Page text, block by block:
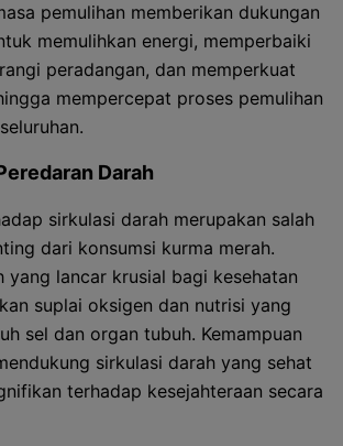
pemulihan memberikan dukungan
memulihkan energi, memperbaiki
peradangan, dan memperkuat
mempercepat proses pemulihan
Darah
sirkulasi darah merupakan salah
dari konsumsi kurma merah.
yang lancar krusial bagi kesehatan
suplai oksigen dan nutrisi yang
sel dan organ tubuh. Kemampuan
sirkulasi darah yang sehat
terhadap kesejahteraan secara